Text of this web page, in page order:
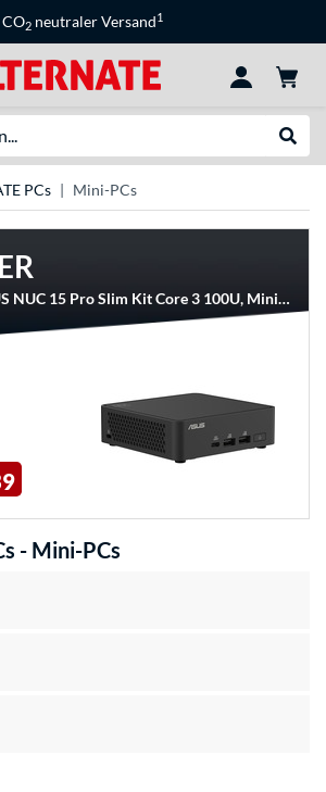
CO2 neutraler Versand1
PCs Mini-PCs
ALTERNATE x ASUS NUC 15 Pro Slim Kit Core 3 100U, Mini-PC
- Mini-PCs